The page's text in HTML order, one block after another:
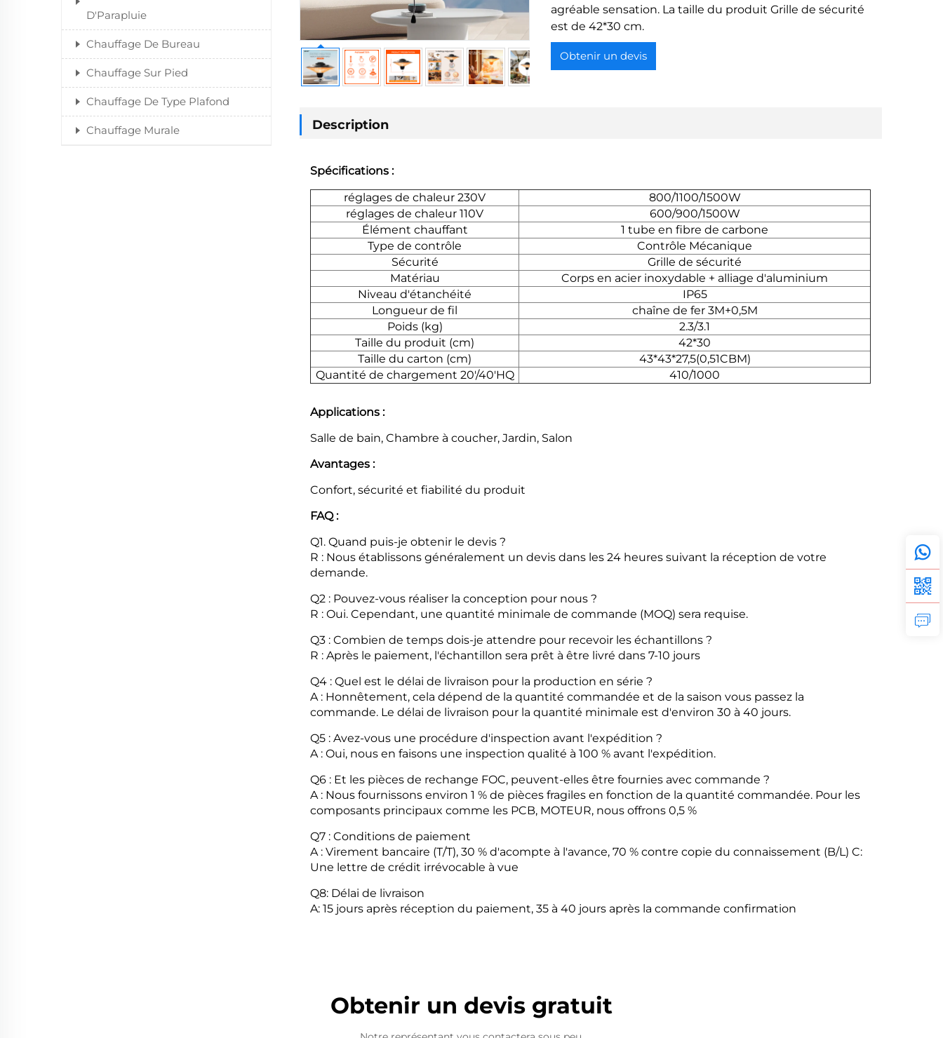
D'Parapluie
Chauffage De Bureau
Chauffage Sur Pied
Chauffage De Type Plafond
Chauffage Murale
agréable sensation. La taille du produit Grille de sécurité
est de 42*30 cm.
Obtenir un devis
Description
Spécifications :
réglages de chaleur 230V
800/1100/1500W
réglages de chaleur 110V
600/900/1500W
Élément chauffant
1 tube en fibre de carbone
Type de contrôle
Contrôle Mécanique
Sécurité
Grille de sécurité
Matériau
Corps en acier inoxydable + alliage d'aluminium
Niveau d'étanchéité
IP65
Longueur de fil
chaîne de fer 3M+0,5M
Poids (kg)
2.3/3.1
Taille du produit (cm)
42*30
Taille du carton (cm)
43*43*27,5(0,51CBM)
Quantité de chargement 20'/40'HQ
410/1000
Applications :
Salle de bain, Chambre à coucher, Jardin, Salon
Avantages :
Confort, sécurité et fiabilité du produit
FAQ :
Q1. Quand puis-je obtenir le devis ?
R : Nous établissons généralement un devis dans les 24 heures suivant la réception de votre
demande.
Q2 : Pouvez-vous réaliser la conception pour nous ?
R : Oui. Cependant, une quantité minimale de commande (MOQ) sera requise.
Q3 : Combien de temps dois-je attendre pour recevoir les échantillons ?
R : Après le paiement, l'échantillon sera prêt à être livré dans 7-10 jours
Q4 : Quel est le délai de livraison pour la production en série ?
A : Honnêtement, cela dépend de la quantité commandée et de la saison vous passez la
commande. Le délai de livraison pour la quantité minimale est d'environ 30 à 40 jours.
Q5 : Avez-vous une procédure d'inspection avant l'expédition ?
A : Oui, nous en faisons une inspection qualité à 100 % avant l'expédition.
Q6 : Et les pièces de rechange FOC, peuvent-elles être fournies avec commande ?
A : Nous fournissons environ 1 % de pièces fragiles en fonction de la quantité commandée. Pour les
composants principaux comme les PCB, MOTEUR, nous offrons 0,5 %
Q7 : Conditions de paiement
A : Virement bancaire (T/T), 30 % d'acompte à l'avance, 70 % contre copie du connaissement (B/L) C:
Une lettre de crédit irrévocable à vue
Q8: Délai de livraison
A: 15 jours après réception du paiement, 35 à 40 jours après la commande confirmation
Obtenir un devis gratuit